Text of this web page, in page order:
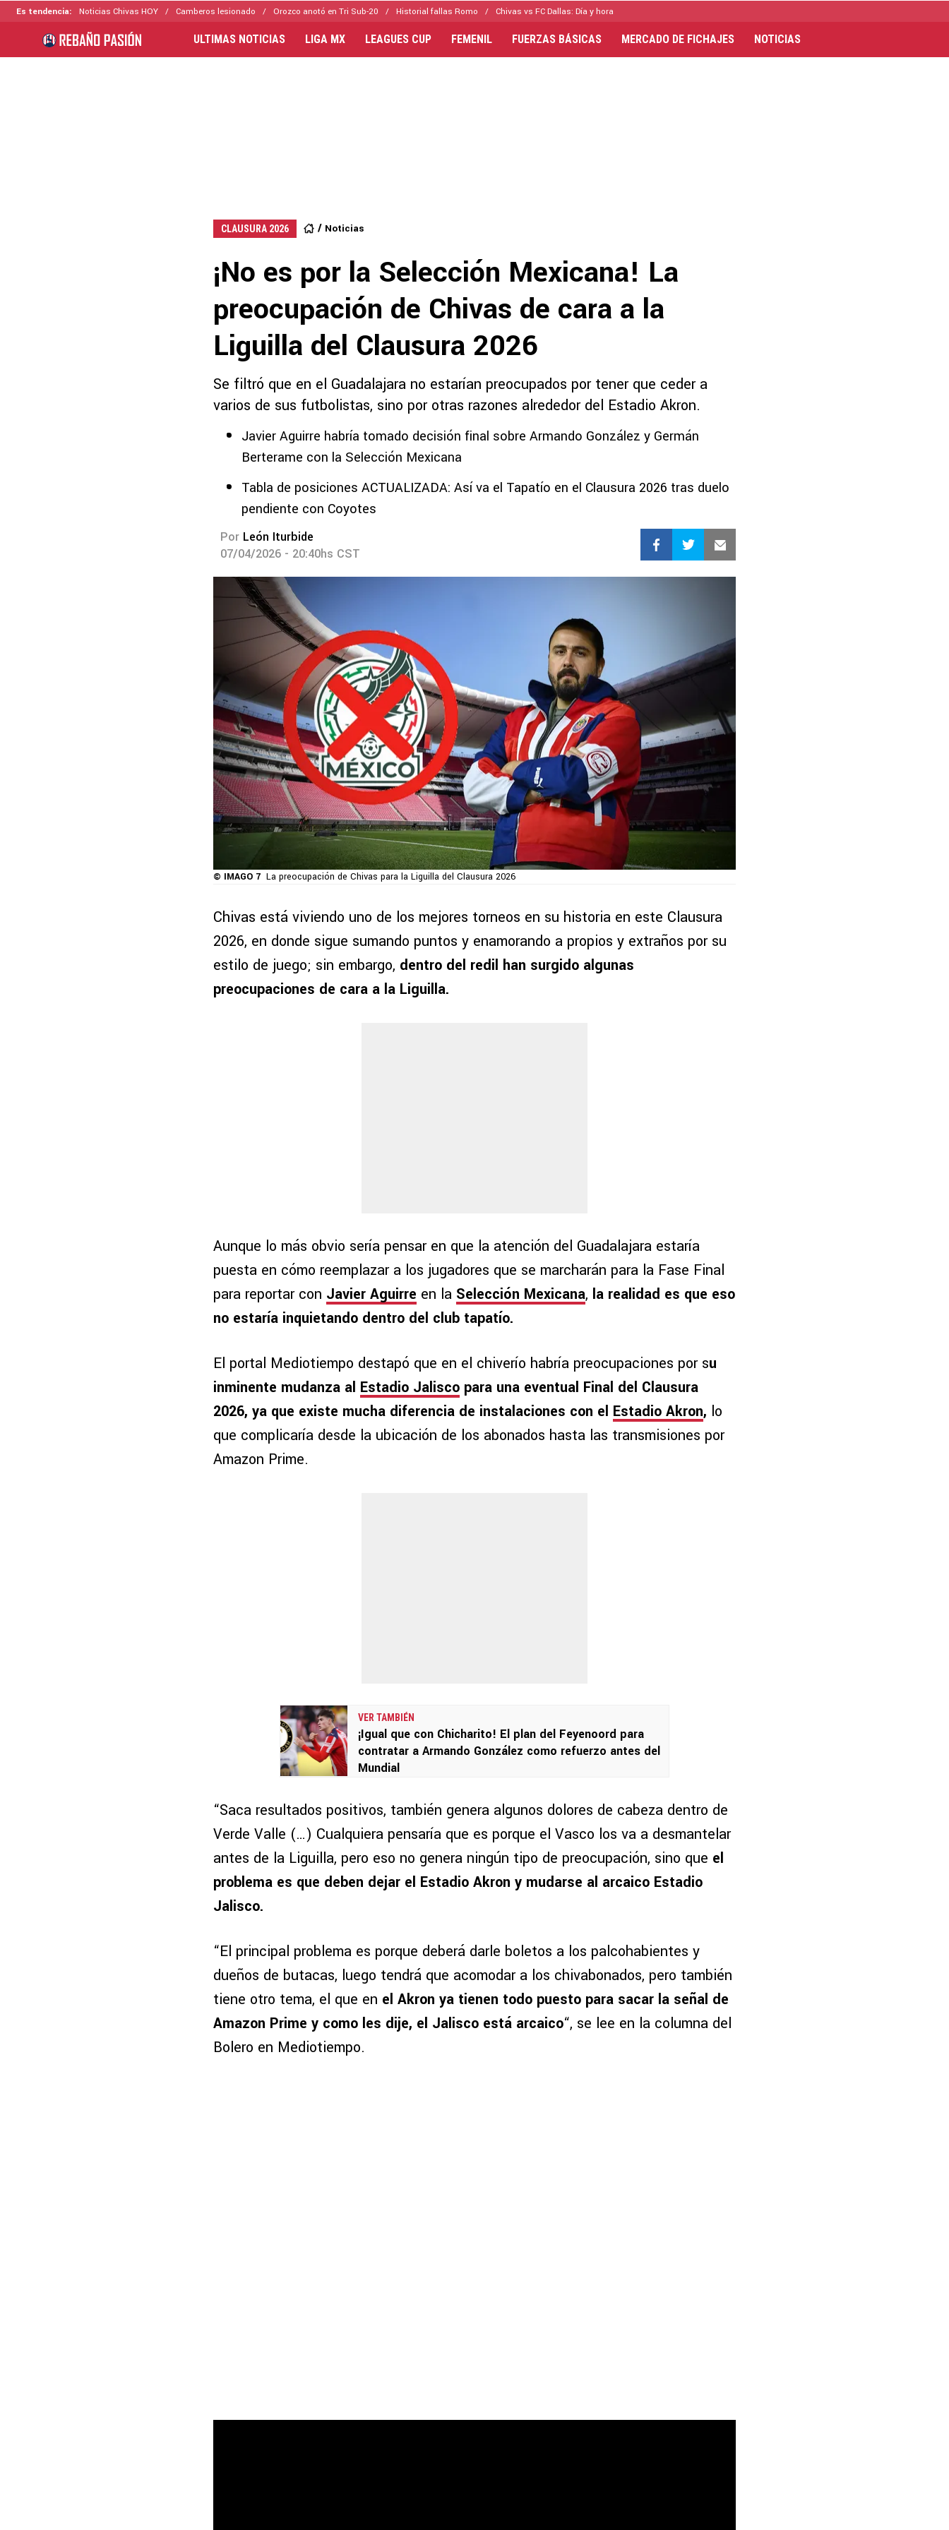
Es tendencia: Noticias Chivas HOY Camberos lesionado Orozco anotó en Tri Sub-20 Historial fallas Romo Chivas vs FC Dallas: Día y hora
ULTIMAS NOTICIAS LIGA MX LEAGUES CUP FEMENIL FUERZAS BÁSICAS MERCADO DE FICHAJES NOTICIAS
CLAUSURA 2026 Noticias
¡No es por la Selección Mexicana! La
preocupación de Chivas de cara a la
Liguilla del Clausura 2026
Se filtró que en el Guadalajara no estarían preocupados por tener que ceder a
varios de sus futbolistas, sino por otras razones alrededor del Estadio Akron.
Javier Aguirre habría tomado decisión final sobre Armando González y Germán
Berterame con la Selección Mexicana
Tabla de posiciones ACTUALIZADA: Así va el Tapatío en el Clausura 2026 tras duelo
pendiente con Coyotes
Por León Iturbide
07/04/2026 - 20:40hs CST
© IMAGO 7 La preocupación de Chivas para la Liguilla del Clausura 2026
Chivas está viviendo uno de los mejores torneos en su historia en este Clausura
2026, en donde sigue sumando puntos y enamorando a propios y extraños por su
estilo de juego; sin embargo, dentro del redil han surgido algunas
preocupaciones de cara a la Liguilla.
Aunque lo más obvio sería pensar en que la atención del Guadalajara estaría
puesta en cómo reemplazar a los jugadores que se marcharán para la Fase Final
para reportar con Javier Aguirre en la Selección Mexicana, la realidad es que eso
no estaría inquietando dentro del club tapatío.
El portal Mediotiempo destapó que en el chiverío habría preocupaciones por su
inminente mudanza al Estadio Jalisco para una eventual Final del Clausura
2026, ya que existe mucha diferencia de instalaciones con el Estadio Akron, lo
que complicaría desde la ubicación de los abonados hasta las transmisiones por
Amazon Prime.
VER TAMBIÉN
¡Igual que con Chicharito! El plan del Feyenoord para
contratar a Armando González como refuerzo antes del
Mundial
“Saca resultados positivos, también genera algunos dolores de cabeza dentro de
Verde Valle (…) Cualquiera pensaría que es porque el Vasco los va a desmantelar
antes de la Liguilla, pero eso no genera ningún tipo de preocupación, sino que el
problema es que deben dejar el Estadio Akron y mudarse al arcaico Estadio
Jalisco.
“El principal problema es porque deberá darle boletos a los palcohabientes y
dueños de butacas, luego tendrá que acomodar a los chivabonados, pero también
tiene otro tema, el que en el Akron ya tienen todo puesto para sacar la señal de
Amazon Prime y como les dije, el Jalisco está arcaico“, se lee en la columna del
Bolero en Mediotiempo.